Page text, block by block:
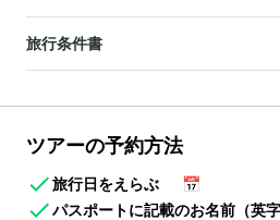
旅行条件書
ツアーの予約方法
旅行日をえらぶ
📅
パスポートに記載のお名前（英